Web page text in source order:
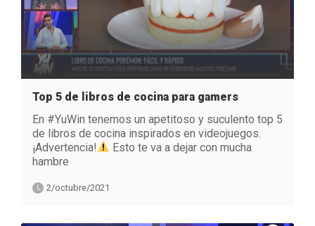
Top 5 de libros de cocina para gamers
En #YuWin tenemos un apetitoso y suculento top 5
de libros de cocina inspirados en videojuegos.
¡Advertencia!
Esto te va a dejar con mucha
hambre
2/octubre/2021